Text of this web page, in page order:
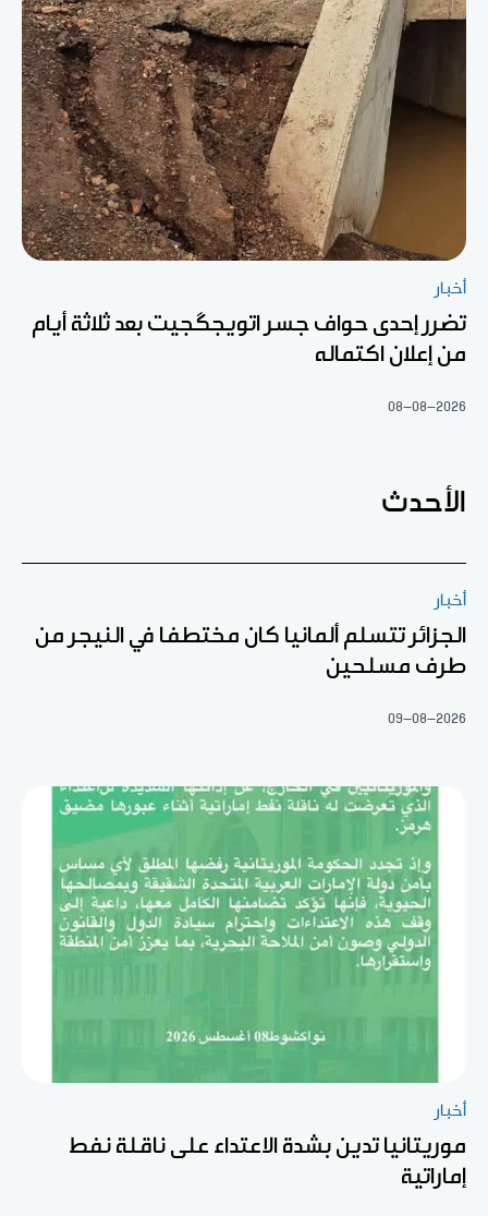
أخبار
تضرر إحدى حواف جسر اتويجگجيت بعد ثلاثة أيام
من إعلان اكتماله
08-08-2026
الأحدث
أخبار
الجزائر تتسلم ألمانيا كان مختطفا في النيجر من
طرف مسلحين
09-08-2026
أخبار
موريتانيا تدين بشدة الاعتداء على ناقلة نفط
إماراتية